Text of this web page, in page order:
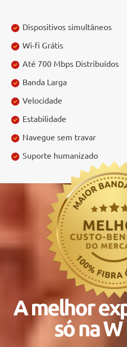
Dispositivos simultâneos
Wi-fi Grátis
Até 700 Mbps Distribuídos
Banda Larga
Velocidade
Estabilidade
Navegue sem travar
Suporte humanizado
A melhor
só na